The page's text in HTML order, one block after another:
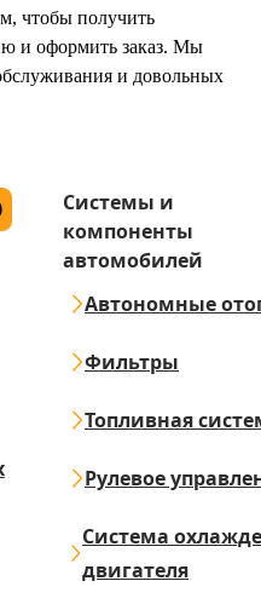
чтобы получить
и оформить заказ. Мы
и довольных
Системы и
компоненты
автомобилей
Автономные
Фильтры
Топливная
Рулевое
Система
двигателя